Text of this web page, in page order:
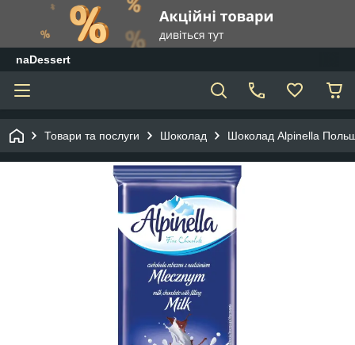
naDessert
Товари та послуги Шоколад Шоколад Alpinella